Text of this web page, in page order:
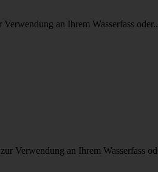
an Ihrem Wasserfass
Verwendung an Ihrem Wasserfass